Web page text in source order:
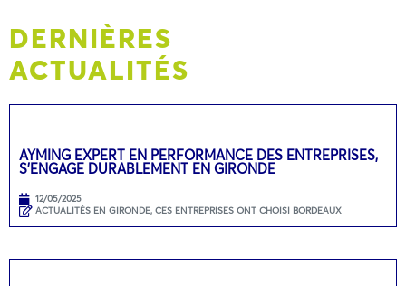
DERNIÈRES
ACTUALITÉS
AYMING EXPERT EN PERFORMANCE DES ENTREPRISES,
S’ENGAGE DURABLEMENT EN GIRONDE
12/05/2025
ACTUALITÉS EN GIRONDE, CES ENTREPRISES ONT CHOISI BORDEAUX